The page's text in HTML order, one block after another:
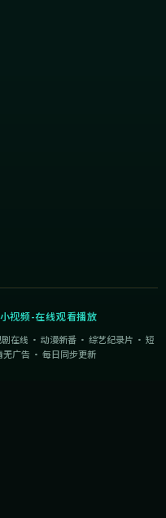
视频-在线观看播放
在线 · 动漫新番 · 综艺纪录片 · 短
广告 · 每日同步更新